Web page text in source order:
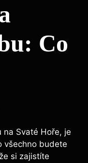
Co
na Svaté Hoře, je
všechno budete
si zajistíte